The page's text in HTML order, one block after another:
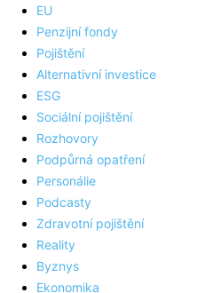
EU
Penzijní fondy
Pojištění
Alternativní investice
ESG
Sociální pojištění
Rozhovory
Podpůrná opatření
Personálie
Podcasty
Zdravotní pojištění
Reality
Byznys
Ekonomika